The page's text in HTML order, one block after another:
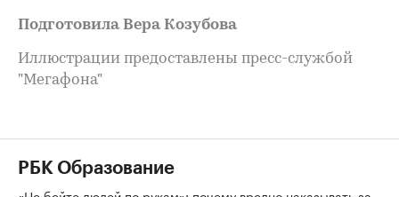
Подготовила Вера Козубова
Иллюстрации предоставлены пресс-службой
"Мегафона"
РБК Образование